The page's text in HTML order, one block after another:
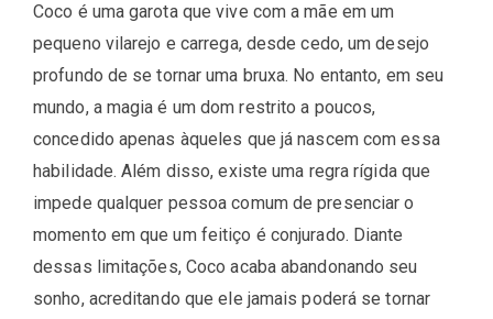
Coco é uma garota que vive com a mãe em um
pequeno vilarejo e carrega, desde cedo, um desejo
profundo de se tornar uma bruxa. No entanto, em seu
mundo, a magia é um dom restrito a poucos,
concedido apenas àqueles que já nascem com essa
habilidade. Além disso, existe uma regra rígida que
impede qualquer pessoa comum de presenciar o
momento em que um feitiço é conjurado. Diante
dessas limitações, Coco acaba abandonando seu
sonho, acreditando que ele jamais poderá se tornar